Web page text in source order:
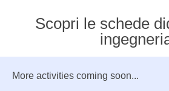
Scopri le schede
More activities coming soon...